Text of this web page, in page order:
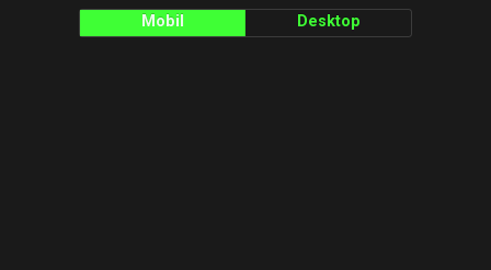
Mobil Desktop